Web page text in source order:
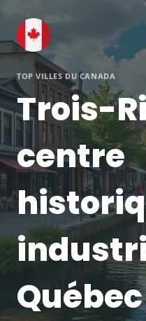
contenu
TOP VILLES DU CANADA
Trois-
centre
Québec